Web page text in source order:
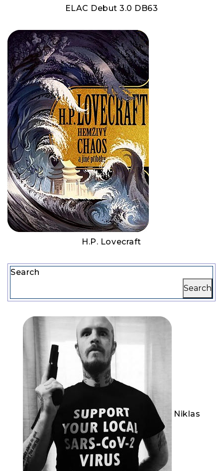
ELAC Debut 3.0 DB63
H.P. Lovecraft
Search
Search
Niklas